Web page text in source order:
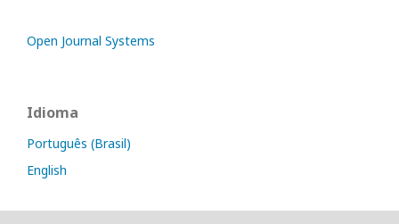
Open Journal Systems
Idioma
Português (Brasil)
English